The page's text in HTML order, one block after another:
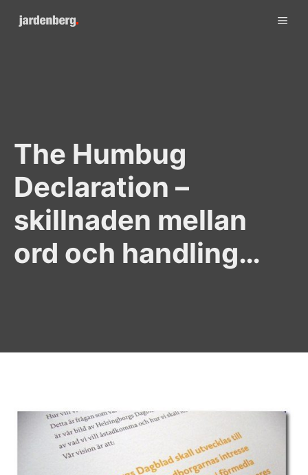
The Humbug
Declaration –
skillnaden mellan
ord och handling…